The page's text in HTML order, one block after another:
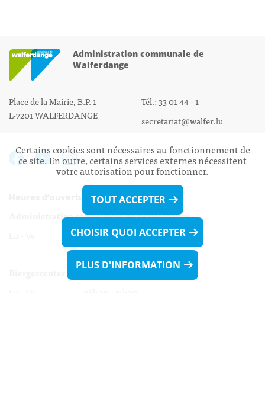
Administration communale de
Walferdange
Place de la Mairie, B.P. 1
L-7201 WALFERDANGE
Tél.: 33 01 44 - 1
secretariat@walfer.lu
Heures d’ouverture:
Administration communale de Walferdange
Lu - Ve 08h00 - 11h30
13h30 - 16h00
Certains cookies sont nécessaires au fonctionnement de
ce site. En outre, certains services externes nécessitent
votre autorisation pour fonctionner.
TOUT ACCEPTER
CHOISIR QUOI ACCEPTER
PLUS D'INFORMATION